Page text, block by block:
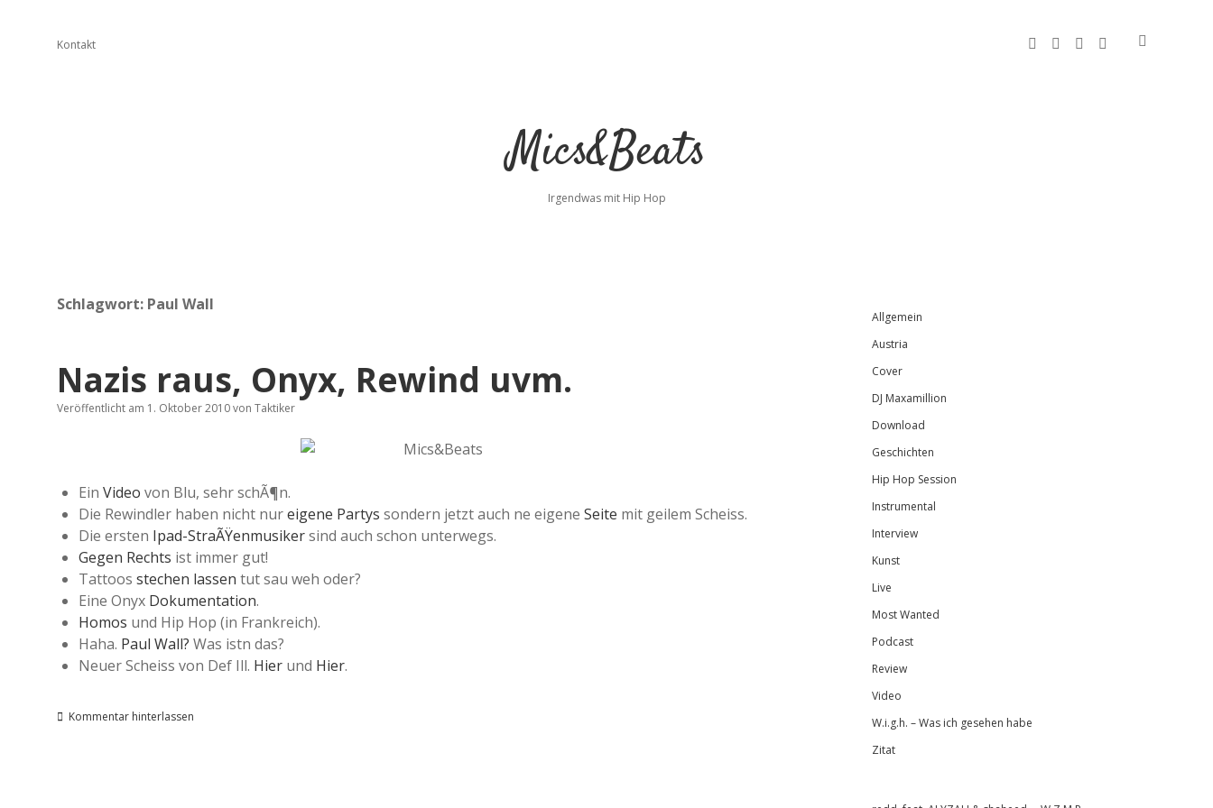
Kontakt facebookinstagrambandcamp
spotify
Mics&Beats
Irgendwas mit Hip Hop
Schlagwort: Paul Wall
Nazis raus, Onyx, Rewind uvm.
Veröffentlicht am 1. Oktober 2010von Taktiker
Ein Video von Blu, sehr schÃ¶n.
Die Rewindler haben nicht nureigene Partys sondern jetzt auch ne eigene Seite mit geilem Scheiss.
Die ersten Ipad-StraÃŸenmusikersind auch schon unterwegs.
Gegen Rechts ist immer gut!
Tattoos stechen lassen tut sau weh oder?
Eine Onyx Dokumentation.
Homos und Hip Hop (in Frankreich).
Haha. Paul Wall? Was istn das?
Neuer Scheiss von Def Ill. Hier und Hier.
Kommentar hinterlassen
Sidebar
Allgemein
Austria
Cover
DJ Maxamillion
Download
Geschichten
Hip Hop Session
Instrumental
Interview
Kunst
Live
Most Wanted
Podcast
Review
Video
W.i.g.h. – Was ich gesehen habe
Zitat